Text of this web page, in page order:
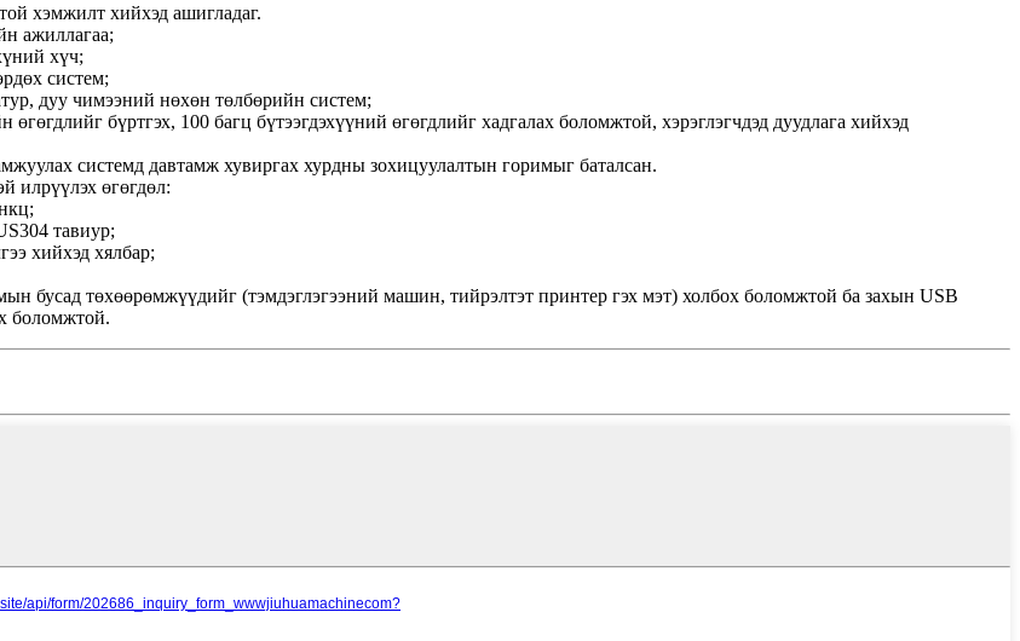
хэмжилт хийхэд ашигладаг.
ажиллагаа;
​​хүч;
систем;
дуу чимээний нөхөн төлбөрийн систем;
бүртгэх, 100 багц бүтээгдэхүүний өгөгдлийг хадгалах боломжтой, хэрэглэгчдэд дуудлага хийхэд
системд давтамж хувиргах хурдны зохицуулалтын горимыг баталсан.
илрүүлэх өгөгдөл:
тавиур;
хийхэд хялбар;
бусад төхөөрөмжүүдийг (тэмдэглэгээний машин, тийрэлтэт принтер гэх мэт) холбох боломжтой ба захын USB
боломжтой.